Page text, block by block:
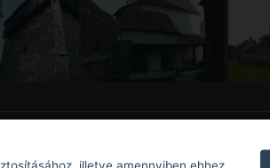
illetve amennyiben ehhez